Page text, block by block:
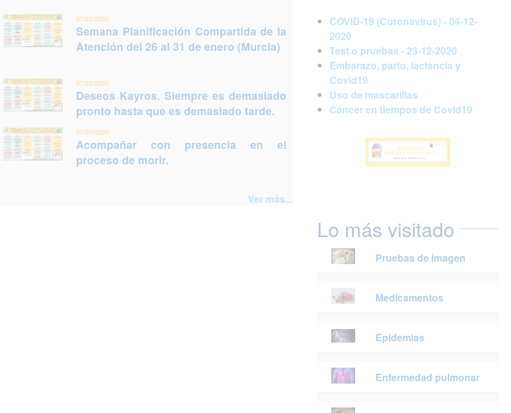
07/01/2026
Semana Planificación Compartida de la
Atención del 26 al 31 de enero (Murcia)
07/01/2026
Deseos Kayros. Siempre es demasiado
pronto hasta que es demasiado tarde.
07/01/2026
Acompañar con presencia en el
proceso de morir.
Ver más...
COVID-19 (Coronavirus) - 04-12-
2020
Test o pruebas - 23-12-2020
Embarazo, parto, lactancia y
Covid19
Uso de mascarillas
Cáncer en tiempos de Covid19
Lo más visitado
Pruebas de imagen
Medicamentos
Epidemias
Enfermedad pulmonar